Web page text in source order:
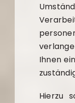
Ihnen
Hierzu